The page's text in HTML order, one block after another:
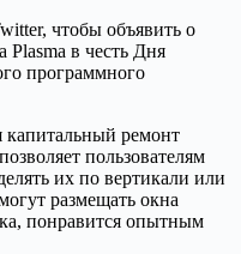
чтобы объявить о
Plasma в честь Дня
программного
ремонт
пользователям
их по вертикали или
размещать окна
понравится опытным